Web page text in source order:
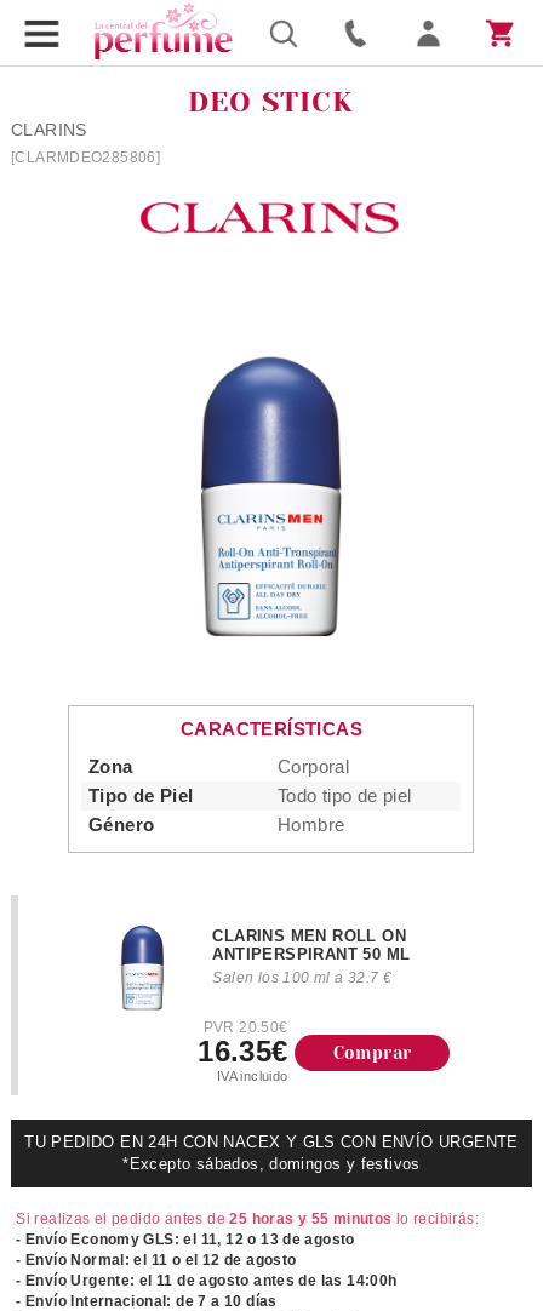
DEO STICK
CLARINS
[CLARMDEO285806]
CARACTERÍSTICAS
Zona
Corporal
Tipo de Piel
Todo tipo de piel
Género
Hombre
CLARINS MEN ROLL ON
ANTIPERSPIRANT 50 ML
Salen los 100 ml a 32.7 €
PVR 20.50€
16.35€
IVA incluido
Comprar
TU PEDIDO EN 24H CON NACEX Y GLS CON ENVÍO URGENTE
*Excepto sábados, domingos y festivos
Si realizas el pedido antes de25 horas y 55 minutos lo recibirás:
- Envío Economy GLS: el 11, 12 o 13 de agosto
- Envío Normal: el 11 o el 12 de agosto
- Envío Urgente: el11 de agosto antes de las 14:00h
- Envío Internacional: de 7 a 10 días